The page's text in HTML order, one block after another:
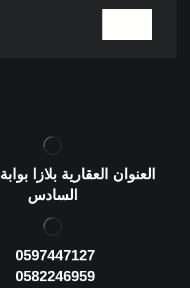
العنوان العقارية بلازا بوابة
السادس
0597447127
0582246959